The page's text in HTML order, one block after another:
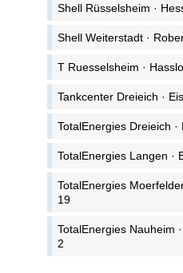
Shell Rüsselsheim ·
Shell Weiterstadt ·
T Ruesselsheim ·
Tankcenter Dreieich ·
TotalEnergies Dreieich
TotalEnergies Langen ·
TotalEnergies
19
TotalEnergies Nauheim
2